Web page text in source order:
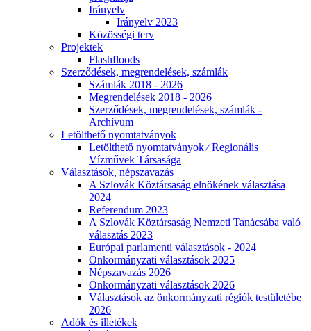
Irányelv
Irányelv 2023
Közösségi terv
Projektek
Flashfloods
Szerződések, megrendelések, számlák
Számlák 2018 - 2026
Megrendelések 2018 - 2026
Szerződések, megrendelések, számlák -
Archívum
Letölthető nyomtatványok
Letölthető nyomtatványok ⁄ Regionális
Vízművek Társasága
Választások, népszavazás
A Szlovák Köztársaság elnökének választása
2024
Referendum 2023
A Szlovák Köztársaság Nemzeti Tanácsába való
választás 2023
Európai parlamenti választások - 2024
Önkormányzati választások 2025
Népszavazás 2026
Önkormányzati választások 2026
Választások az önkormányzati régiók testületébe
2026
Adók és illetékek